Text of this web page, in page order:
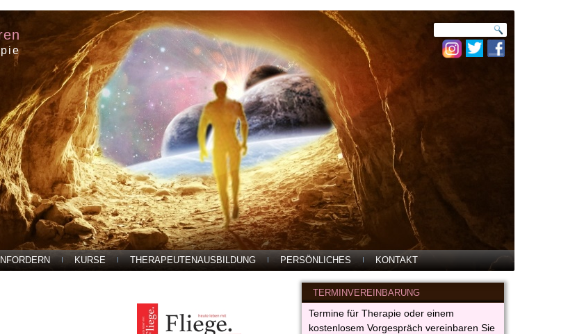
KURSE THERAPEUTENAUSBILDUNG PERSÖNLICHES KONTAKT
TERMINVEREINBARUNG
Termine für Therapie oder einem
kostenlosem Vorgespräch vereinbaren Sie